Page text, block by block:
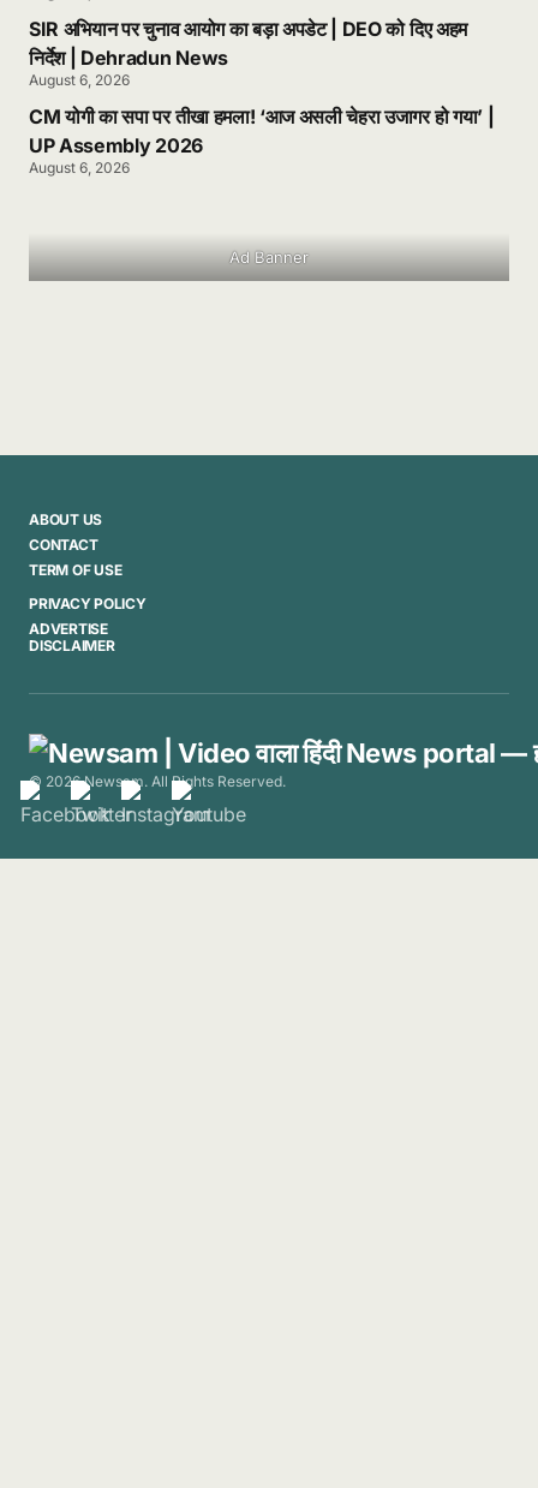
SIR अभियान पर चुनाव आयोग का बड़ा अपडेट | DEO को दिए अहम
निर्देश | Dehradun News
August 6, 2026
CM योगी का सपा पर तीखा हमला! ‘आज असली चेहरा उजागर हो गया’ |
UP Assembly 2026
August 6, 2026
Ad Banner
ABOUT US
CONTACT
TERM OF USE
PRIVACY POLICY
ADVERTISE
DISCLAIMER
© 2026 Newsam. All Rights Reserved.